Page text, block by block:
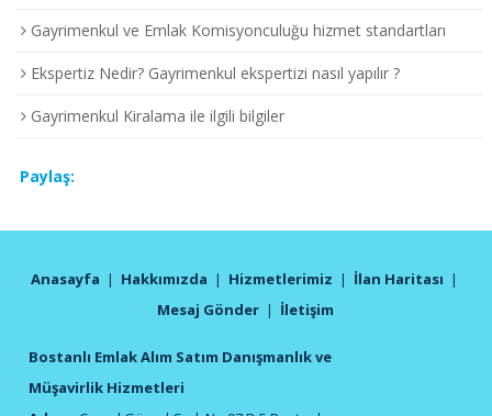
Gayrimenkul ve Emlak Komisyonculuğu hizmet standartları
Ekspertiz Nedir? Gayrimenkul ekspertizi nasıl yapılır ?
Gayrimenkul Kiralama ile ilgili bilgiler
Paylaş:
Anasayfa | Hakkımızda | Hizmetlerimiz | İlan Haritası |
Mesaj Gönder | İletişim
Bostanlı Emlak Alım Satım Danışmanlık ve
Müşavirlik Hizmetleri